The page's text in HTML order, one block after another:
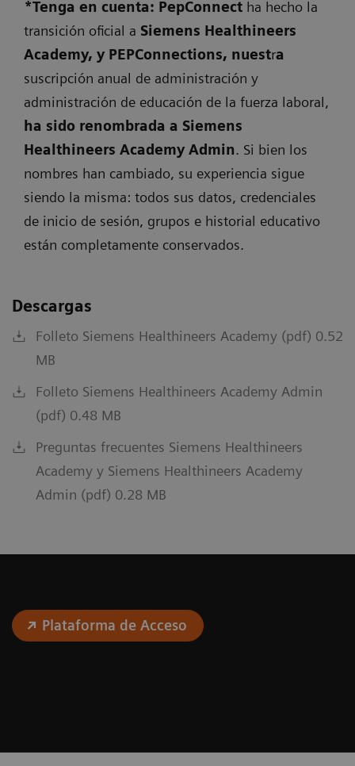
*Tenga en cuenta: PepConnect ha hecho la
transición oficial a Siemens Healthineers
Academy, y PEPConnections, nuestra
suscripción anual de administración y
administración de educación de la fuerza laboral,
ha sido renombrada a Siemens
Healthineers Academy Admin. Si bien los
nombres han cambiado, su experiencia sigue
siendo la misma: todos sus datos, credenciales
de inicio de sesión, grupos e historial educativo
están completamente conservados.
Descargas
Folleto Siemens Healthineers Academy (pdf) 0.52
MB
Folleto Siemens Healthineers Academy Admin
(pdf) 0.48 MB
Preguntas frecuentes Siemens Healthineers
Academy y Siemens Healthineers Academy
Admin (pdf) 0.28 MB
Plataforma de Acceso